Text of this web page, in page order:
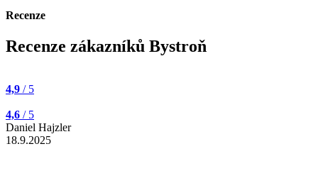
Recenze
Recenze zákazníků Bystroň
4,9 / 5
4,6 / 5
Daniel Hajzler
18.9.2025